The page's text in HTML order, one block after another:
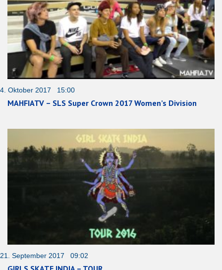
4. Oktober 2017 15:00
MAHFIATV – SLS Super Crown 2017 Women’s Division
21. September 2017 09:02